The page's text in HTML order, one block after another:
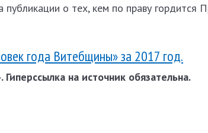
о тех, кем по праву гордится
года Витебщины» за 2017 год.
на источник обязательна.